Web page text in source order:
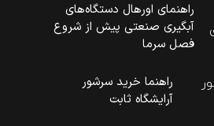
راهنمای اورهال دستگاه‌های
آبگیری صنعتی پیش از شروع
فصل سرما
راهنما خرید سرشور
آرایشگاه ثابت